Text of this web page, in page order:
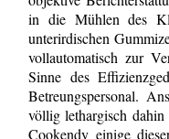
in die Mühlen des
unterirdischen
vollautomatisch zur
Sinne des
Betreungspersonal.
völlig lethargisch
Cookendy einige